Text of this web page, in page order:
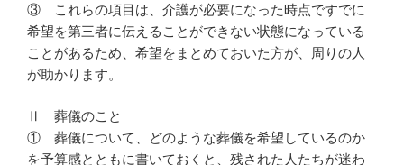
③ これらの項目は、介護が必要になった時点ですでに
希望を第三者に伝えることができない状態になっている
ことがあるため、希望をまとめておいた方が、周りの人
が助かります。
Ⅱ 葬儀のこと
① 葬儀について、どのような葬儀を希望しているのか
を予算感とともに書いておくと、残された人たちが迷わ